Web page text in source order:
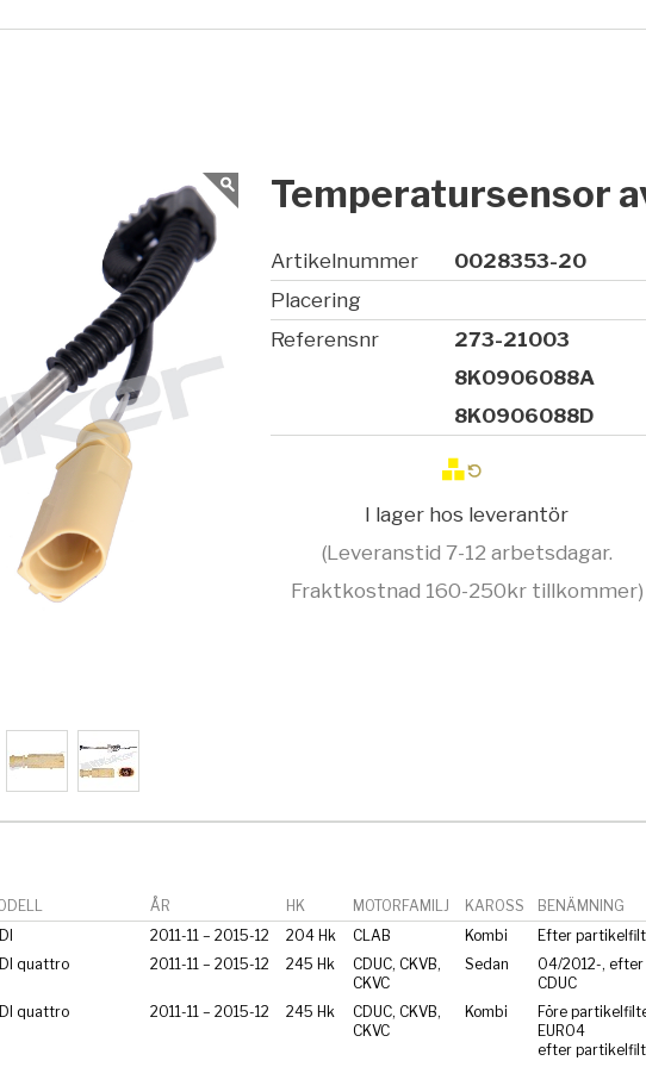
Temperatursensor
Artikelnummer
0028353-20
Placering
Referensnr
273-21003
8K0906088A
8K0906088D
I lager hos leverantör
(Leveranstid 7-12 arbetsdagar.
Fraktkostnad 160-250kr tillkommer)
ÅR HK MOTORFAMILJ KAROSS
BENÄMNING
2011-11 – 2015-12 204 Hk CLAB Kombi
Efter
quattro 2011-11 – 2015-12 245 Hk
CDUC, CKVB,
CKVC
Sedan
04/2012-,
CDUC
quattro 2011-11 – 2015-12 245 Hk
CDUC, CKVB,
CKVC
Kombi
Före
EURO4
efter